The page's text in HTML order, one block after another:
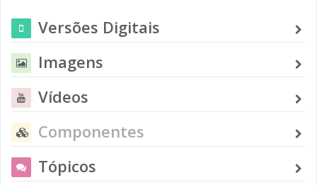
Versões Digitais
Imagens
Vídeos
Componentes
Tópicos